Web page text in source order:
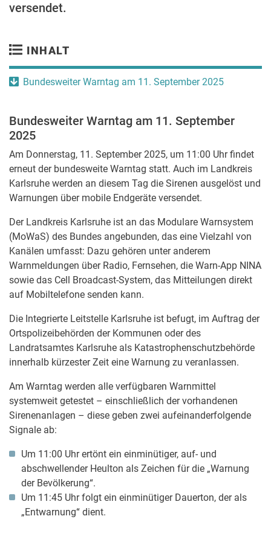
versendet.
INHALT
Bundesweiter Warntag am 11. September 2025
Bundesweiter Warntag am 11. September
2025
Am Donnerstag, 11. September 2025, um 11:00 Uhr findet
erneut der bundesweite Warntag statt. Auch im Landkreis
Karlsruhe werden an diesem Tag die Sirenen ausgelöst und
Warnungen über mobile Endgeräte versendet.
Der Landkreis Karlsruhe ist an das Modulare Warnsystem
(MoWaS) des Bundes angebunden, das eine Vielzahl von
Kanälen umfasst: Dazu gehören unter anderem
Warnmeldungen über Radio, Fernsehen, die Warn-App NINA
sowie das Cell Broadcast-System, das Mitteilungen direkt
auf Mobiltelefone senden kann.
Die Integrierte Leitstelle Karlsruhe ist befugt, im Auftrag der
Ortspolizeibehörden der Kommunen oder des
Landratsamtes Karlsruhe als Katastrophenschutzbehörde
innerhalb kürzester Zeit eine Warnung zu veranlassen.
Am Warntag werden alle verfügbaren Warnmittel
systemweit getestet – einschließlich der vorhandenen
Sirenenanlagen – diese geben zwei aufeinanderfolgende
Signale ab:
Um 11:00 Uhr ertönt ein einminütiger, auf- und
abschwellender Heulton als Zeichen für die „Warnung
der Bevölkerung“.
Um 11:45 Uhr folgt ein einminütiger Dauerton, der als
„Entwarnung“ dient.